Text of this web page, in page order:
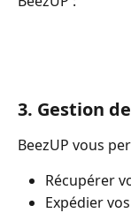
3. Gestion
BeezUP vous
Récupérer
Expédier